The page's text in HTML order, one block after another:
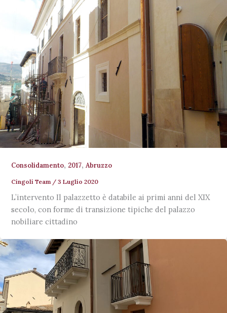
Consolidamento, 2017, Abruzzo
Cingoli Team / 3 Luglio 2020
L’intervento Il palazzetto è databile ai primi anni del XIX
secolo, con forme di transizione tipiche del palazzo
nobiliare cittadino